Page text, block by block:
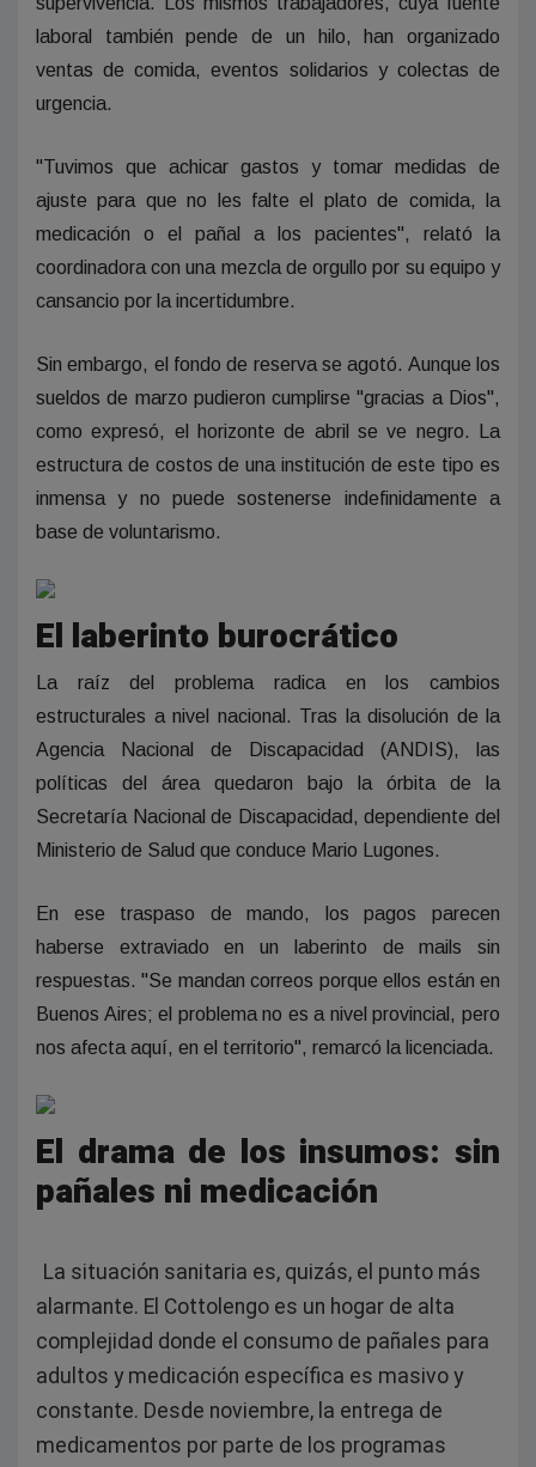
laboral también pende de un hilo, han organizado
ventas de comida, eventos solidarios y colectas de
urgencia.
"Tuvimos que achicar gastos y tomar medidas de
ajuste para que no les falte el plato de comida, la
medicación o el pañal a los pacientes", relató la
coordinadora con una mezcla de orgullo por su equipo y
cansancio por la incertidumbre.
Sin embargo, el fondo de reserva se agotó. Aunque los
sueldos de marzo pudieron cumplirse "gracias a Dios",
como expresó, el horizonte de abril se ve negro. La
estructura de costos de una institución de este tipo es
inmensa y no puede sostenerse indefinidamente a
base de voluntarismo.
El laberinto burocrático
La raíz del problema radica en los cambios
estructurales a nivel nacional. Tras la disolución de la
Agencia Nacional de Discapacidad (ANDIS), las
políticas del área quedaron bajo la órbita de la
Secretaría Nacional de Discapacidad, dependiente del
Ministerio de Salud que conduce Mario Lugones.
En ese traspaso de mando, los pagos parecen
haberse extraviado en un laberinto de mails sin
respuestas. "Se mandan correos porque ellos están en
Buenos Aires; el problema no es a nivel provincial, pero
nos afecta aquí, en el territorio", remarcó la licenciada.
El drama de los insumos: sin
pañales ni medicación
La situación sanitaria es, quizás, el punto más
alarmante. El Cottolengo es un hogar de alta
complejidad donde el consumo de pañales para
adultos y medicación específica es masivo y
constante. Desde noviembre, la entrega de
medicamentos por parte de los programas